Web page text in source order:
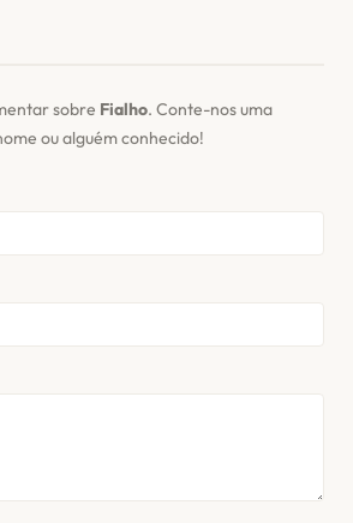
sobre Fialho. Conte-nos uma
ou alguém conhecido!